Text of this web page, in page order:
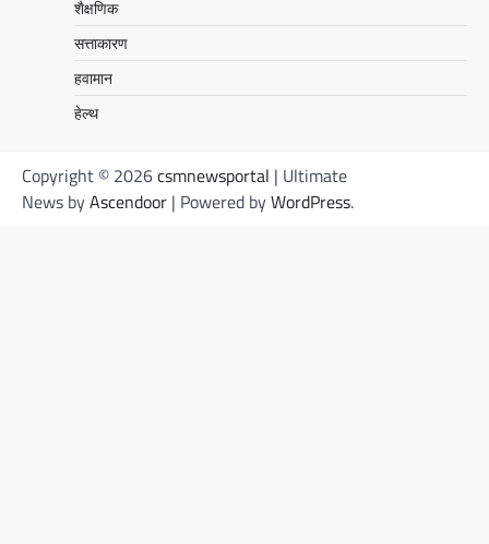
शैक्षणिक
सत्ताकारण
हवामान
हेल्थ
Copyright © 2026csmnewsportal | Ultimate
News byAscendoor | Powered byWordPress.